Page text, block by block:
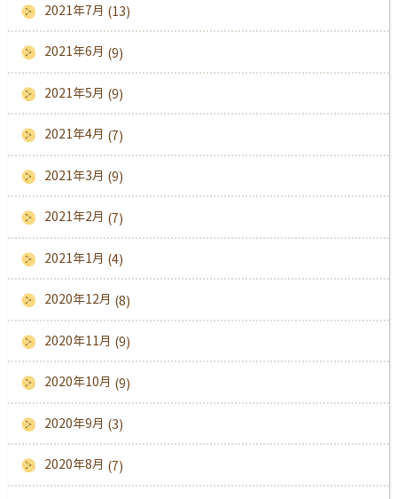
2021年7月 (13)
2021年6月 (9)
2021年5月 (9)
2021年4月 (7)
2021年3月 (9)
2021年2月 (7)
2021年1月 (4)
2020年12月 (8)
2020年11月 (9)
2020年10月 (9)
2020年9月 (3)
2020年8月 (7)